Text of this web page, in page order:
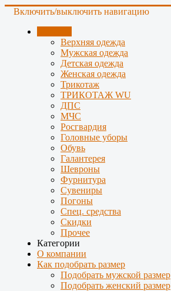
Включить/выключить навигацию
Верхняя одежда
Мужская одежда
Детская одежда
Женская одежда
Трикотаж
ТРИКОТАЖ WU
ДПС
МЧС
Росгвардия
Головные уборы
Обувь
Галантерея
Шевроны
Фурнитура
Сувениры
Погоны
Спец. средства
Скидки
Прочее
Категории
О компании
Как подобрать размер
Подобрать мужской размер
Подобрать женский размер